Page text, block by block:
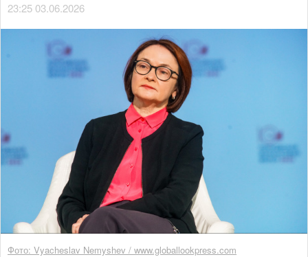
23:25 03.06.2026
Фото: Vyacheslav Nemyshev / www.globallookpress.com